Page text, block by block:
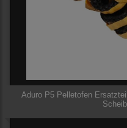
Aduro P5 Pelletofen